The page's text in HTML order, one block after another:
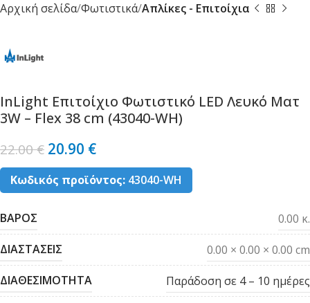
Αρχική σελίδα Φωτιστικά Απλίκες - Επιτοίχια
InLight Επιτοίχιο Φωτιστικό LED Λευκό Ματ
3W – Flex 38 cm (43040-WH)
22.00€ 20.90 €
Κωδικός προϊόντος: 43040-WH
ΒΑΡΟΣ 0.00 κ.
ΔΙΑΣΤΑΣΕΙΣ 0.00 × 0.00 × 0.00 cm
ΔΙΑΘΕΣΙΜΟΤΗΤΑ Παράδοση σε 4 – 10 ημέρες